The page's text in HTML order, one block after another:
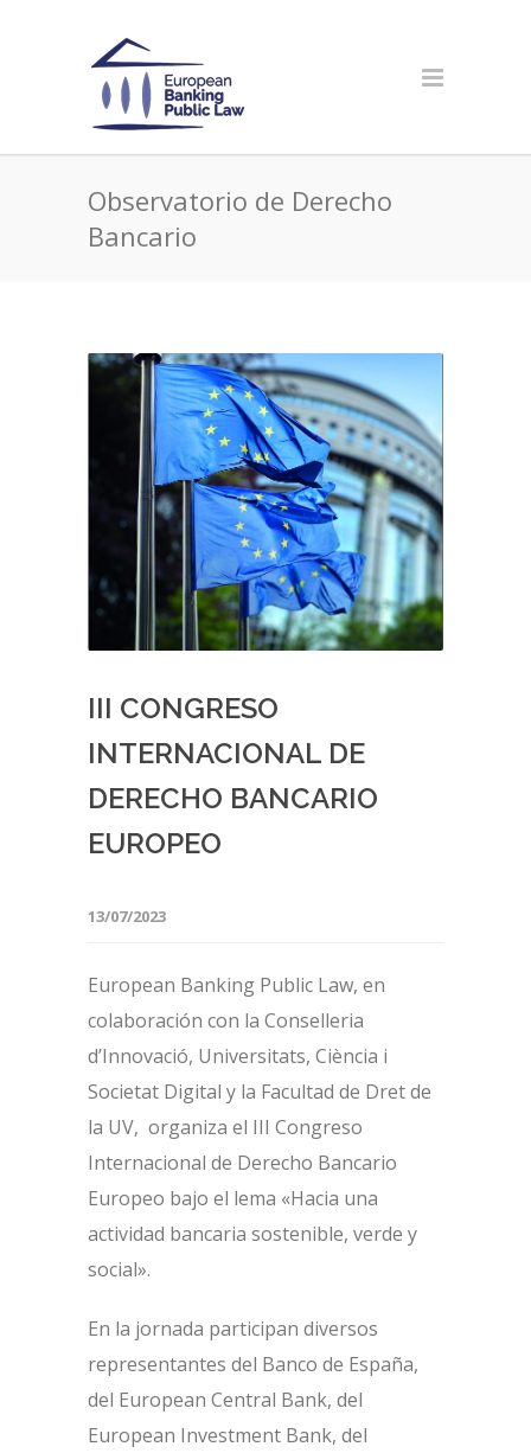
Observatorio de Derecho
Bancario
III CONGRESO
INTERNACIONAL DE
DERECHO BANCARIO
EUROPEO
13/07/2023
European Banking Public Law, en
colaboración con la Conselleria
d’Innovació, Universitats, Ciència i
Societat Digital y la Facultad de Dret de
la UV, organiza el III Congreso
Internacional de Derecho Bancario
Europeo bajo el lema «Hacia una
actividad bancaria sostenible, verde y
social».
En la jornada participan diversos
representantes del Banco de España,
del European Central Bank, del
European Investment Bank, del